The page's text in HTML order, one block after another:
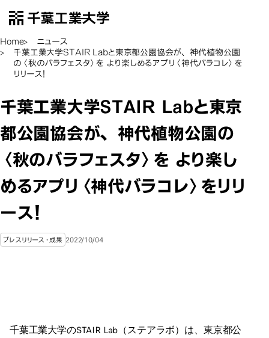
千葉工業大学
Open Menu
Home
ニュース
千葉工業大学STAIR Labと東京都公園協会が、 神代植物公園
の〈秋のバラフェスタ〉を より楽しめるアプリ〈神代バラコレ〉を
リリース！
千葉工業大学STAIR Labと東京
都公園協会が、 神代植物公園の
〈秋のバラフェスタ〉を より楽し
めるアプリ〈神代バラコレ〉をリリ
ース！
プレスリリース・成果 2022/10/04
千葉工業大学のSTAIR Lab（ステアラボ）は、東京都公